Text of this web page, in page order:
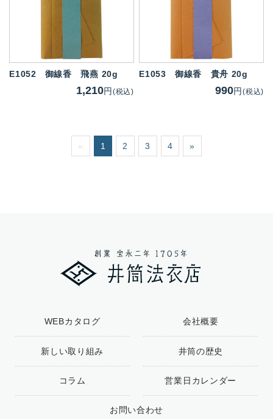
E1052 御線香 飛燕 20g
1,210円 (税込)
E1053 御線香 貴舟 20g
990円(税込)
« 1 2 3 4 »
WEBカタログ 会社概要
新しい取り組み 井筒の歴史
コラム 営業日カレンダー
お問い合わせ